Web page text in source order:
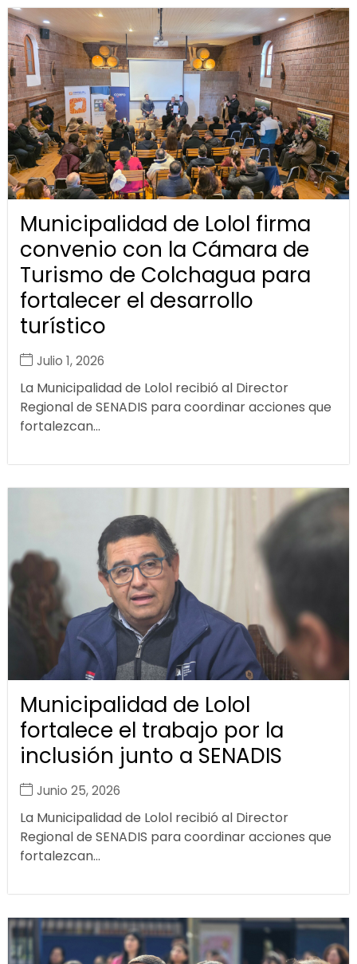
Municipalidad de Lolol firma
convenio con la Cámara de
Turismo de Colchagua para
fortalecer el desarrollo
turístico
Julio 1, 2026
La Municipalidad de Lolol recibió al Director
Regional de SENADIS para coordinar acciones que
fortalezcan...
Municipalidad de Lolol
fortalece el trabajo por la
inclusión junto a SENADIS
Junio 25, 2026
La Municipalidad de Lolol recibió al Director
Regional de SENADIS para coordinar acciones que
fortalezcan...